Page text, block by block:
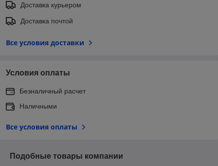
Доставка курьером
Доставка почтой
Все условия доставки
Условия оплаты
Безналичный расчет
Наличными
Все условия оплаты
Подобные товары компании